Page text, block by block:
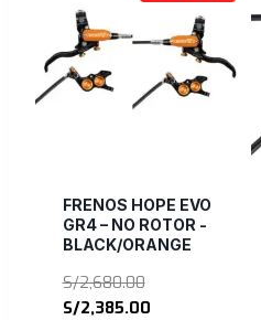
FRENOS HOPE EVO
GR4 – NO ROTOR -
BLACK/ORANGE
S/2,680.00El
precio
S/2,385.00El